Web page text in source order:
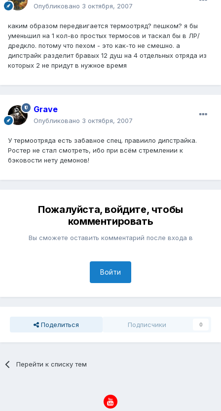
Опубликовано 3 октября, 2007
каким образом передвигается термоотряд? пешком? я бы
уменьшил на 1 кол-во простых термосов и таскал бы в ЛР/
дредкло. потому что пехом - это как-то не смешно. а
дипстрайк разделит бравых 12 душ на 4 отдельных отряда из
которых 2 не придут в нужное время
Grave
Опубликовано 3 октября, 2007
У термоотряда есть забавное спец. правиило дипстрайка.
Ростер не стал смотреть, ибо при всём стремлении к
бэковости нету демонов!
Пожалуйста, войдите, чтобы
комментировать
Вы сможете оставить комментарий после входа в
Войти
Поделиться Подписчики 0
Перейти к списку тем